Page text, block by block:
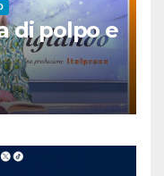
di polpo e